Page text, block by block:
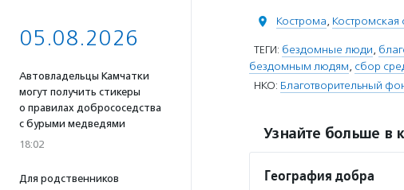
05.08.2026
Автовладельцы Камчатки
могут получить стикеры
о правилах добрососедства
с бурыми медведями
18:02
Для родственников
Кострома, Костромская
ТЕГИ: бездомные люди,
бездомным людям, сбор
НКО: Благотворительный
Узнайте больше в
География добра